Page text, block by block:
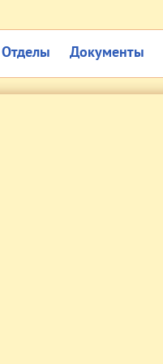
Отделы Документы